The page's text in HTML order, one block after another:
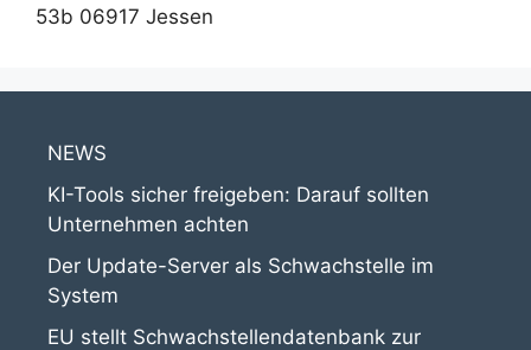
53b 06917 Jessen
NEWS
KI-Tools sicher freigeben: Darauf sollten
Unternehmen achten
Der Update-Server als Schwachstelle im
System
EU stellt Schwachstellendatenbank zur